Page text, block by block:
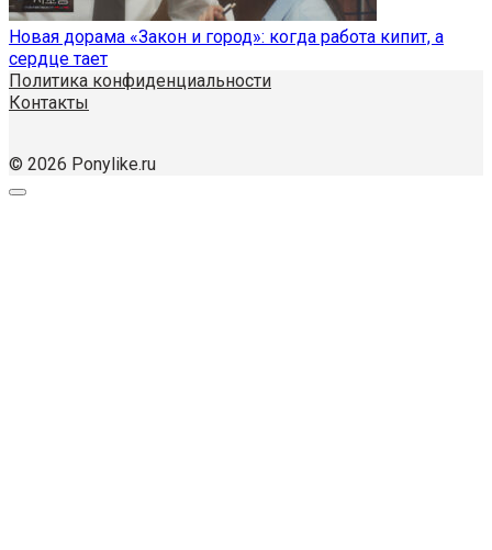
Новая дорама «Закон и город»: когда работа кипит, а
сердце тает
Политика конфиденциальности
Контакты
© 2026 Ponylike.ru